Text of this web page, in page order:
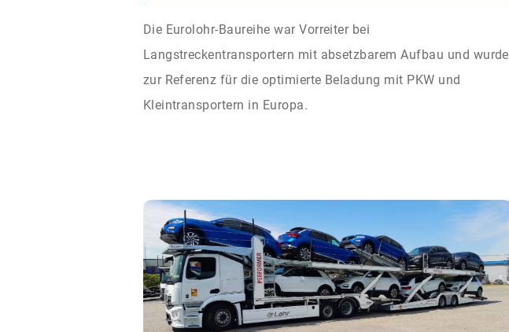
Die Eurolohr-Baureihe war Vorreiter bei
Langstreckentransportern mit absetzbarem Aufbau und wurde
zur Referenz für die optimierte Beladung mit PKW und
Kleintransportern in Europa.